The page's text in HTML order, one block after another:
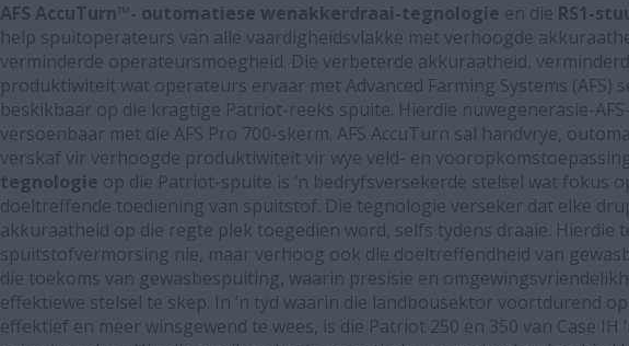
AFS AccuTurn ™- outomatiese wenakkerdraai-tegnologie en die RS1-
help spuitoperateurs van alle vaardigheidsvlakke met verhoogde
verminderde operateursmoegheid. Die verbeterde akkuraatheid,
produktiwiteit wat operateurs ervaar met Advanced Farming Systems (AFS)
beskikbaar op die kragtige Patriot-reeks spuite. Hierdie nuwegenerasie-
versoenbaar met die AFS Pro 700-skerm. AFS AccuTurn sal handvrye,
verskaf vir verhoogde produktiwiteit vir wye veld- en
tegnologie op die Patriot-spuite is ’n bedryfsversekerde stelsel wat fokus
doeltreffende toediening van spuitstof. Die tegnologie verseker dat elke
akkuraatheid op die regte plek toegedien word, selfs tydens draaie. Hierdie
spuitstofvermorsing nie, maar verhoog ook die doeltreffendheid van
die toekoms van gewasbespuiting, waarin presisie en
effektiewe stelsel te skep. In ’n tyd waarin die landbousektor voortdurend
effektief en meer winsgewend te wees, is die Patriot 250 en 350 van Case IH